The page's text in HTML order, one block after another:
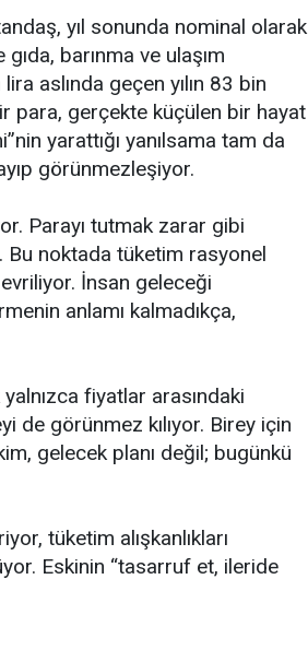
yıl sonunda nominal olarak
barınma ve ulaşım
aslında geçen yılın 83 bin
para, gerçekte küçülen bir hayat
yarattığı yanılsama tam da
görünmezleşiyor.
Parayı tutmak zarar gibi
Bu noktada tüketim rasyonel
İnsan geleceği
anlamı kalmadıkça,
fiyatlar arasındaki
de görünmez kılıyor. Birey için
gelecek planı değil; bugünkü
tüketim alışkanlıkları
Eskinin “tasarruf et, ileride